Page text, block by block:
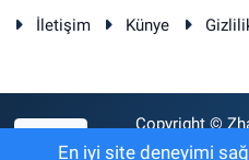
İletişim Künye
Copyright ©
En iyi site deneyimi